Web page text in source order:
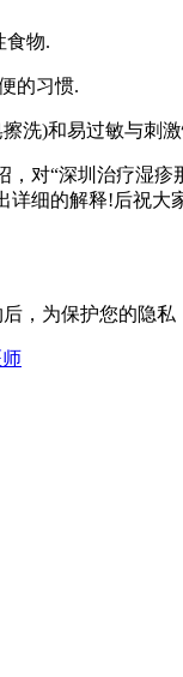
物.
的习惯.
洗)和易过敏与刺激
，对“深圳治疗湿
细的解释!后祝大
，为保护您的隐